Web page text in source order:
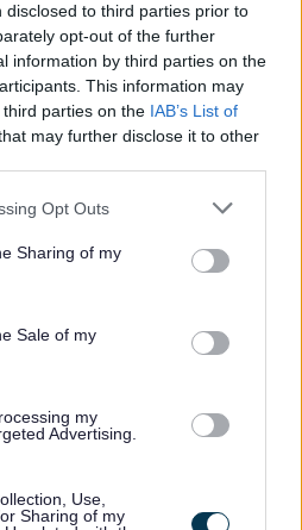
to third parties prior to
opt-out of the further
information by third parties on the
This information may
parties on the IAB’s List of
may further disclose it to other
app uses one or more Google
behaviour. You may click to
and its third-party tags to
purposes in below Google
Opt Outs
Sharing of my
Sale of my
my
Advertising.
Use,
Sharing of my
plentyn o dan 13 oed
plentyn heb gael Trwydded
o waith y gellir cyflogi plant
mwy na 2 awr ar ddiwrnod
am fwy na 2 awr ar ddydd Sul
mwy na 12 awr yn ystod
yn ofynnol iddynt fynychu’r ysgol
weithio hyd at 5 awr ar ddydd
a gall weithio hyd at uchafswm o
gwyliau’r ysgol
a gall weithio hyd at uchafswm o